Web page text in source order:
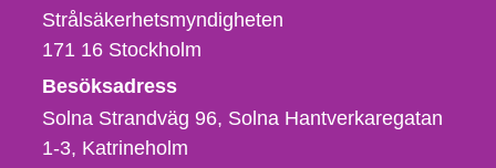
Strålsäkerhetsmyndigheten
171 16 Stockholm
Besöksadress
Solna Strandväg 96, Solna Hantverkaregatan
1-3 Katrineholm